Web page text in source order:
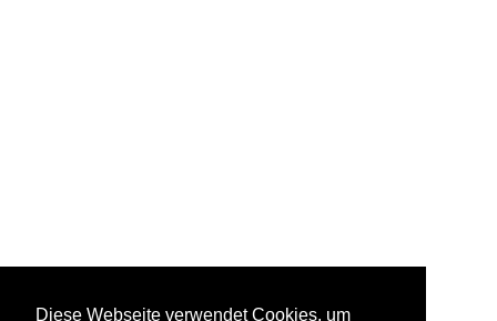
Diese Webseite verwendet Cookies, um